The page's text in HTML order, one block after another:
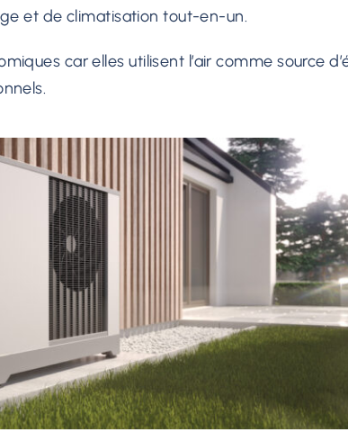
et de climatisation tout-en-un.
car elles utilisent l’air comme source